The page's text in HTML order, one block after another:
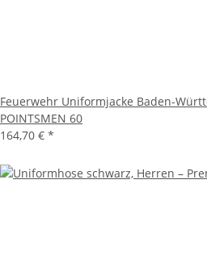
Feuerwehr Uniformjacke Baden-
POINTSMEN 60
164,70 € *